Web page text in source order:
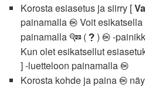
Korosta esiasetus ja siirry [
painamalla J Voit
painamalla W ( Q ) J -
Kun olet esikatsellut
] -luetteloon painamalla J
Korosta kohde ja paina J